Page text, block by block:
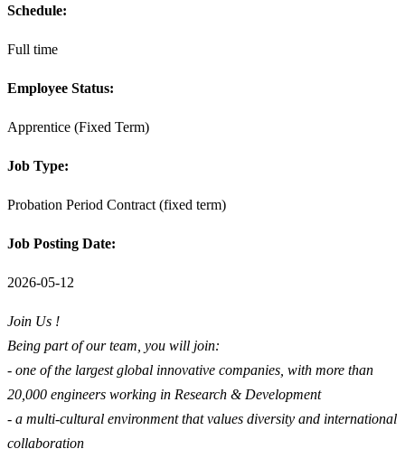
Schedule:
Full time
Employee Status:
Apprentice (Fixed Term)
Job Type:
Probation Period Contract (fixed term)
Job Posting Date:
2026-05-12
Join Us !
Being part of our team, you will join:
- one of the largest global innovative companies, with more than
20,000 engineers working in Research & Development
- a multi-cultural environment that values diversity and international
collaboration